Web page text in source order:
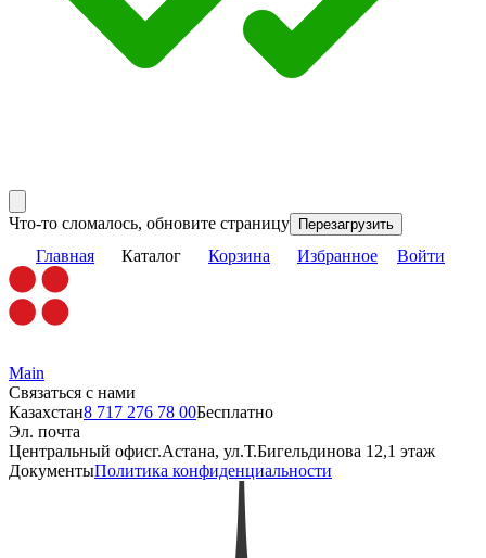
Что-то сломалось, обновите страницу Перезагрузить
Главная Каталог Корзина Избранное Войти
Main
Связаться с нами
Казахстан8 717 276 78 00Бесплатно
Эл. почта
Центральный офисг.Астана, ул.Т.Бигельдинова 12,1 этаж
ДокументыПолитика конфиденциальности